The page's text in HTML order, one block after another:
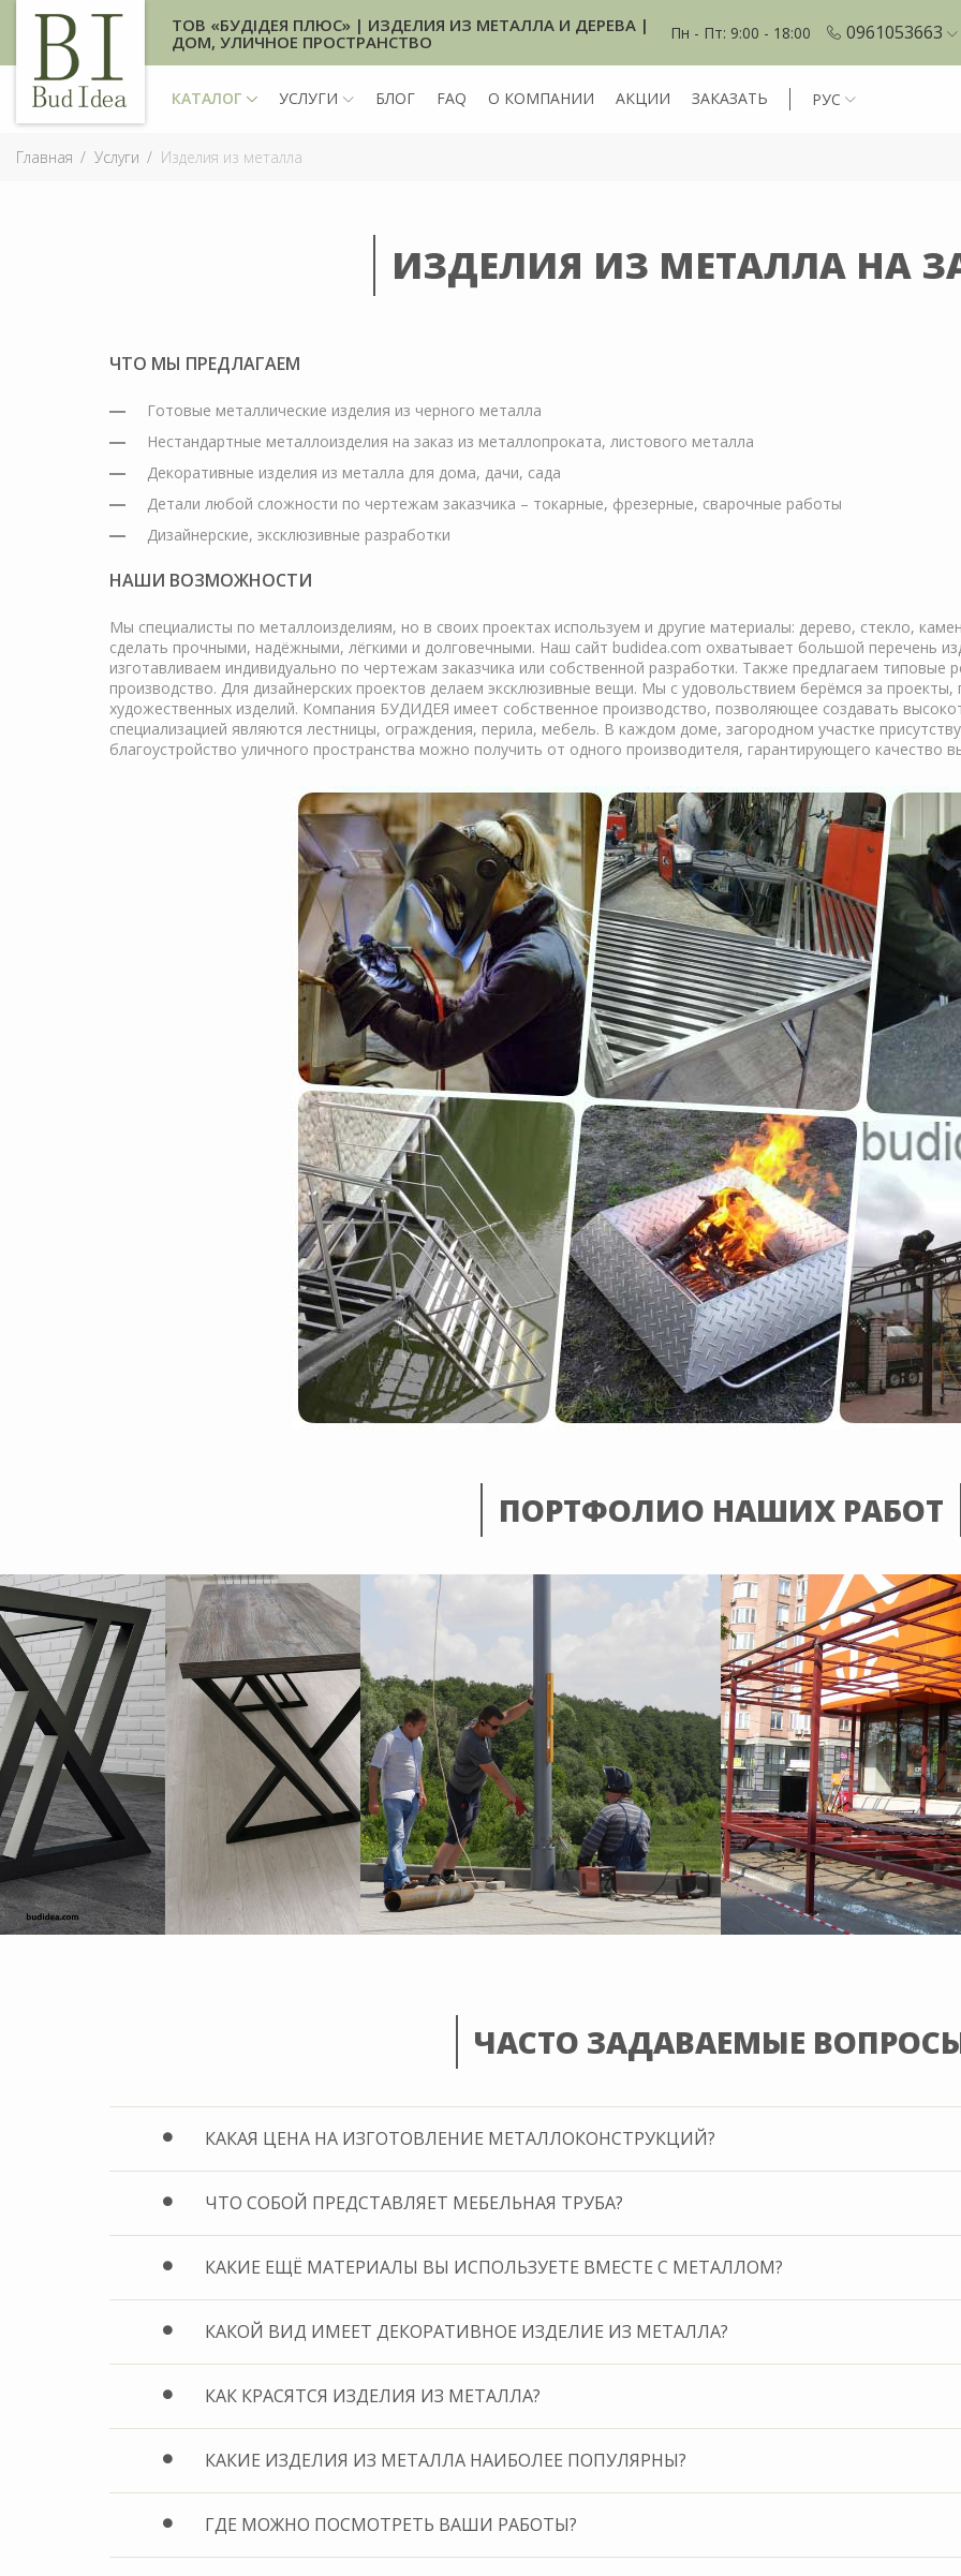
ТОВ «БУДІДЕЯ ПЛЮС» | ИЗДЕЛИЯ ИЗ МЕТАЛЛА И ДЕРЕВА |
ДОМ, УЛИЧНОЕ ПРОСТРАНСТВО
Пн - Пт: 9:00 - 18:00 0961053663
КАТАЛОГ УСЛУГИ БЛОГ FAQ О КОМПАНИИ АКЦИИ ЗАКАЗАТЬ РУС
Главная Услуги Изделия из металла
ИЗДЕЛИЯ ИЗ МЕТАЛЛА НА
ЧТО МЫ ПРЕДЛАГАЕМ
Готовые металлические изделия из черного металла
Нестандартные металлоизделия на заказ из металлопроката, листового металла
Декоративные изделия из металла для дома, дачи, сада
Детали любой сложности по чертежам заказчика – токарные, фрезерные, сварочные работы
Дизайнерские, эксклюзивные разработки
НАШИ ВОЗМОЖНОСТИ
Мы специалисты по металлоизделиям, но в своих проектах используем и другие материалы: дерево, стекло,
сделать прочными, надёжными, лёгкими и долговечными. Наш сайт budidea.com охватывает большой перечень
изготавливаем индивидуально по чертежам заказчика или собственной разработки. Также предлагаем
производство. Для дизайнерских проектов делаем эксклюзивные вещи. Мы с удовольствием берёмся за проекты,
художественных изделий. Компания БУДИДЕЯ имеет собственное производство, позволяющее создавать
специализацией являются лестницы, ограждения, перила, мебель. В каждом доме, загородном участке
благоустройство уличного пространства можно получить от одного производителя, гарантирующего качество
ПОРТФОЛИО НАШИХ РАБОТ
ЧАСТО ЗАДАВАЕМЫЕ
КАКАЯ ЦЕНА НА ИЗГОТОВЛЕНИЕ МЕТАЛЛОКОНСТРУКЦИЙ?
ЧТО СОБОЙ ПРЕДСТАВЛЯЕТ МЕБЕЛЬНАЯ ТРУБА?
КАКИЕ ЕЩЁ МАТЕРИАЛЫ ВЫ ИСПОЛЬЗУЕТЕ ВМЕСТЕ С МЕТАЛЛОМ?
КАКОЙ ВИД ИМЕЕТ ДЕКОРАТИВНОЕ ИЗДЕЛИЕ ИЗ МЕТАЛЛА?
КАК КРАСЯТСЯ ИЗДЕЛИЯ ИЗ МЕТАЛЛА?
КАКИЕ ИЗДЕЛИЯ ИЗ МЕТАЛЛА НАИБОЛЕЕ ПОПУЛЯРНЫ?
ГДЕ МОЖНО ПОСМОТРЕТЬ ВАШИ РАБОТЫ?